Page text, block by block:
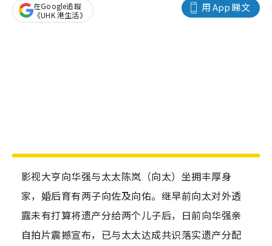
用 App 睇文
在Google追蹤
《UHK 港生活》
影视大亨向华强与太太陈岚（向太）坐拥丰厚身
家，婚后育有两子向佐及向佑。继早前向太对外透
露未有打算将遗产分给两个儿子后，日前向华强亲
自拍片震撼宣布，已与太太达成共识落实遗产分配